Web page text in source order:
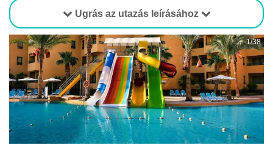
Ugrás az utazás leírásához
1/38